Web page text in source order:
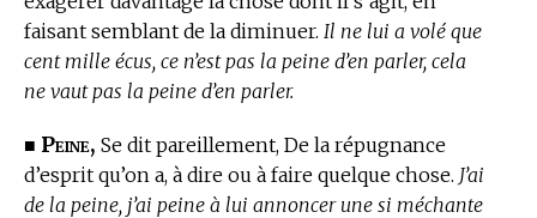
faisant semblant de la diminuer. Il ne lui a volé que
cent mille écus, ce n’est pas la peine d’en parler, cela
ne vaut pas la peine d’en parler.
■ Peine, Se dit pareillement, De la répugnance
d’esprit qu’on a, à dire ou à faire quelque chose. J’ai
de la peine, j’ai peine à lui annoncer une si méchante